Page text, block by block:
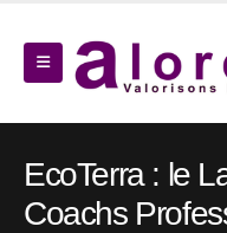
EcoTerra : le
Coachs